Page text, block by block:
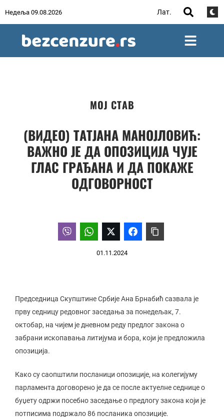
Недеља 09.08.2026 Лат.
МОЈ СТАВ
(ВИДЕО) ТАТЈАНА МАНОЈЛОВИЋ:
ВАЖНО ЈЕ ДА ОПОЗИЦИЈА ЧУЈЕ
ГЛАС ГРАЂАНА И ДА ПОКАЖЕ
ОДГОВОРНОСТ
01.11.2024
Председница Скупштине Србије Ана Брнабић сазвала је
прву седницу редовног заседања за понедељак, 7.
октобар, на чијем је дневном реду предлог закона о
забрани ископавања литијума и бора, који је предложила
опозиција.
Како су саопштили посланици опозиције, на колегијуму
парламента договорено је да се после актуелне седнице о
буџету одржи посебно заседање о предлогу закона који је
потписима подржало 86 посланика опозиције.